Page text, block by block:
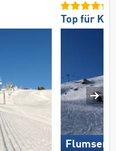
Top für